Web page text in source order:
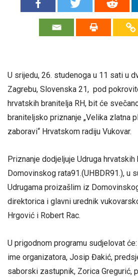
U srijedu, 26. studenoga u 11 sati u
Zagrebu, Slovenska 21, pod
hrvatskih branitelja RH, bit će
braniteljsko priznanje „Velika zlatna
zaboravi“ Hrvatskom radiju Vukovar.
Priznanje dodjeljuje Udruga hrvatskih
Domovinskog rata91.(UHBDR91.), u
Udrugama proizašlim iz
direktorica i glavni urednik
Hrgović i Robert Rac.
U prigodnom programu sudjelovat
ime organizatora, Josip Đakić,
saborski zastupnik, Zorica Gregurić,